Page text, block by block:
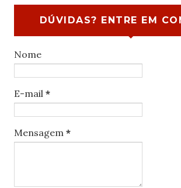
DÚVIDAS? ENTRE EM
Nome
E-mail *
Mensagem *